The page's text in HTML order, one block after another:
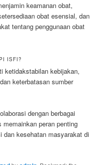
keamanan obat,
obat esensial, dan
tentang penggunaan obat
ISFI?
ketidakstabilan kebijakan,
keterbatasan sumber
dengan berbagai
peran penting
dan kesehatan masyarakat di